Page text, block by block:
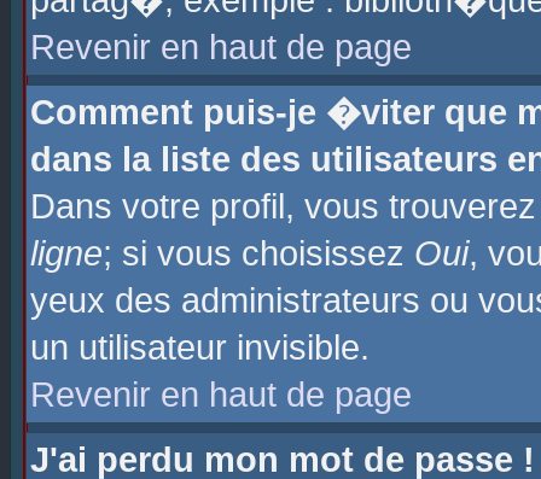
Revenir en haut de page
Comment puis-je �viter que
dans la liste des utilisateurs
Dans votre profil, vous
ligne; si vous choisissez Oui,
yeux des administrateurs ou
un utilisateur invisible.
Revenir en haut de page
J'ai perdu mon mot de passe !